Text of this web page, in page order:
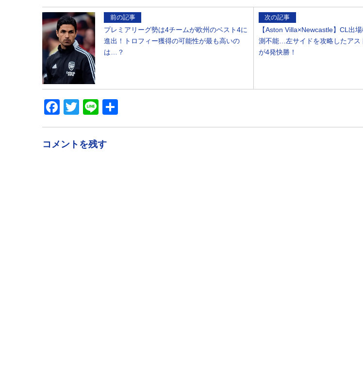
前の記事
プレミアリーグ勢は4チームが欧州のベスト4に
進出！トロフィー獲得の可能性が最も高いの
は…？
次の記事
【Aston Villa×Newcastle】CL出
測不能…左サイドを攻略したアス
が4発快勝！
Facebook
Twitter
Line
有
コメントを残す